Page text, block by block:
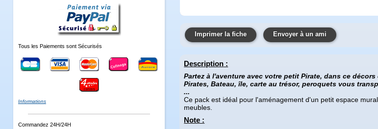
Tous les Paiements sont Sécurisés
Informations
Commandez 24H/24H
Imprimer la fiche Envoyer à un ami
Description :
Partez à l'aventure avec votre petit Pirate, dans ce décors
Pirates, Bateau, île, carte au trésor, peroquets vous
...
Ce pack est idéal pour l'aménagement d'un petit espace
meubles.
Note :